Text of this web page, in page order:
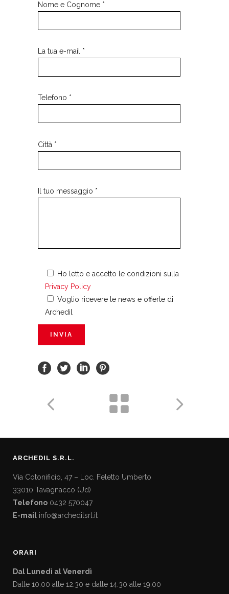
Nome e Cognome *
La tua e-mail *
Telefono *
Città *
Il tuo messaggio *
Ho letto e accetto le condizioni sulla
Privacy Policy
Voglio ricevere le news e offerte di
Archedil
ARCHEDIL S.R.L.
Via Cotonificio, 47 – Loc. Feletto Umberto
33010 Tavagnacco (Ud)
Telefono 0432 570047
E-mail info@archedilsrl.it
ORARI
Dal Lunedì al Venerdì
Dalle 10.00 alle 12.30 e dalle 14.30 alle 19.00